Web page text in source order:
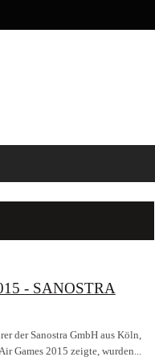
-­ SANOSTRA
der Sanostra GmbH aus Köln,
Games 2015 zeigte, wurden...